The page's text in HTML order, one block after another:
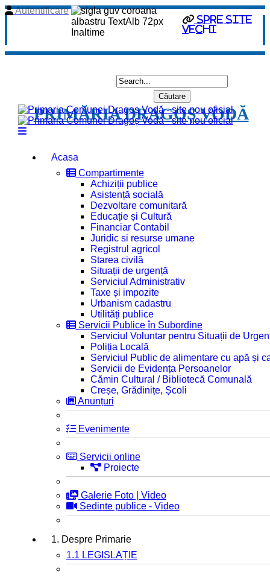
spre site
vechi
Autentificare
PRIMĂRIA DRAGOȘ VODĂ
Acasa
Compartimente
Achiziții publice
Asistență socială
Dezvoltare comunitară
Educație și Cultură
Financiar Contabil
Juridic si resurse umane
Registrul agricol
Starea civilă
Situații de urgență
Serviciul Administrativ
Taxe și impozite
Urbanism cadastru
Utilități publice
Servicii Publice în Subordine
Serviciul Voluntar pentru Situații de
Poliția Locală
Serviciul Public de alimentare cu apă și
Servicii de Evidența Persoanelor
Cămin Cultural / Bibliotecă Comunală
Creșe, Grădinițe, Școli
Anunțuri
Evenimente
Servicii online
Proiecte
Galerie Foto | Video
Sedinte publice - Video
1. Despre Primarie
1.1 LEGISLAȚIE